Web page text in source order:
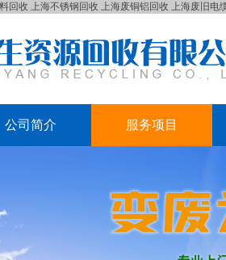
回收 上海不锈钢回收 上海废铜铝回收 上海废旧电
公司简介 服务项目